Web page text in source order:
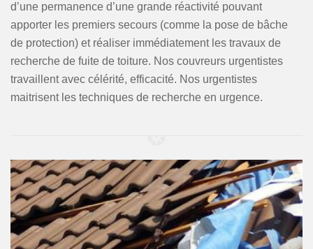
d’une permanence d’une grande réactivité pouvant
apporter les premiers secours (comme la pose de bâche
de protection) et réaliser immédiatement les travaux de
recherche de fuite de toiture. Nos couvreurs urgentistes
travaillent avec célérité, efficacité. Nos urgentistes
maitrisent les techniques de recherche en urgence.